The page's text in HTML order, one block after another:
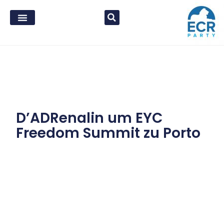
D’ADRenalin um EYC
Freedom Summit zu Porto